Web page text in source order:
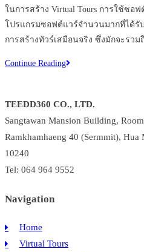
ในการสร้าง Virtual Tours การใช้ซอ
โปรแกรมซอฟต์แวร์จำนวนมากที่ได้รั
การสร้างทัวร์เสมือนจริง ซึ่งมักจะร
Continue Readingเทคโนโลยี
คือ
อะไร
เหมาะ
ธุรกิจ
TEEDD360 CO., LTD.
Sangtawan Mansion Building,
Ramkhamhaeng 40 (Sermmit),
10240
Tel: 064 964 9552
Navigation
Home
Virtual Tours